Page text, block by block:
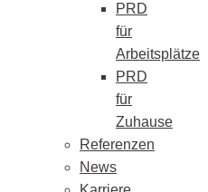
PRD
für
Arbeitsplätze
PRD
für
Zuhause
Referenzen
News